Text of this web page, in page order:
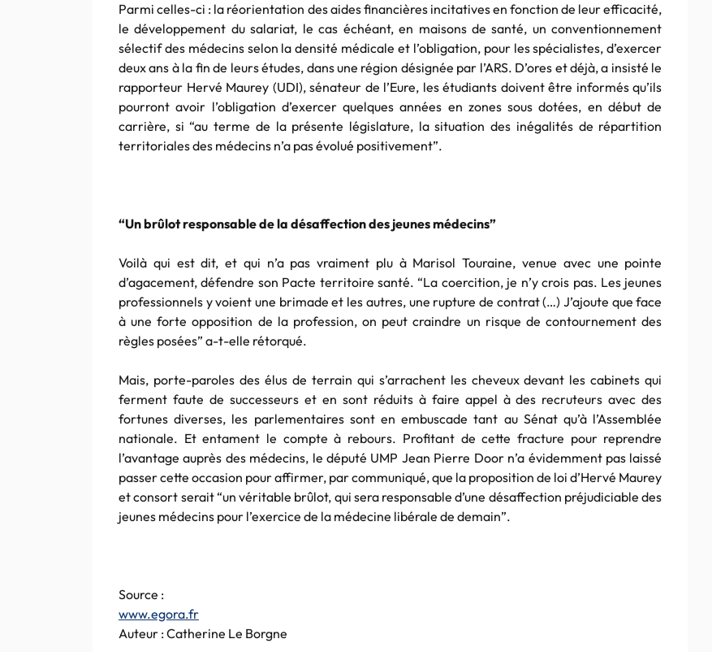
Parmi celles-ci : la réorientation des aides financières incitativesen fonction de leur efficacité,
le développement du salariat, le cas échéant, en maisons de santé, un conventionnement
sélectif des médecins selon la densité médicale et l’obligation, pour les spécialistes, d’exercer
deux ans à la fin de leurs études, dans une région désignée par l’ARS. D’ores et déjà, a insisté le
rapporteur Hervé Maurey (UDI), sénateur de l’Eure, les étudiants doivent être informés qu’ils
pourront avoir l’obligation d’exercer quelques années en zones sous dotées, en début de
carrière, si “au terme de la présente législature, la situation des inégalités de répartition
territoriales des médecins n’a pas évolué positivement”.
“Un brûlot responsable de la désaffection des jeunes médecins”
Voilà qui est dit, et qui n’a pas vraiment plu à Marisol Touraine, venue avec une pointe
d’agacement, défendre son Pacte territoire santé. “La coercition, je n’y crois pas. Les jeunes
professionnels y voient une brimade et les autres, une rupture de contrat (…) J’ajoute que face
à une forte opposition de la profession, on peut craindre un risque decontournement des
règles posées” a-t-elle rétorqué.
Mais, porte-paroles des élus de terrain qui s’arrachent les cheveux devant les cabinets qui
ferment faute de successeurs et en sont réduits à faire appel à des recruteurs avec des
fortunes diverses, les parlementaires sont en embuscade tant au Sénat qu’à l’Assemblée
nationale. Et entament le compte à rebours. Profitant de cette fracture pour reprendre
l’avantage auprès des médecins, le député UMP Jean Pierre Doorn’a évidemment pas laissé
passer cette occasion pour affirmer, par communiqué, que la proposition de loid’Hervé Maurey
et consort serait “un véritable brûlot, qui sera responsable d’une désaffection préjudiciable des
jeunes médecins pour l’exercice de la médecine libérale de demain”.
Source :
www.egora.fr
Auteur :Catherine Le Borgne